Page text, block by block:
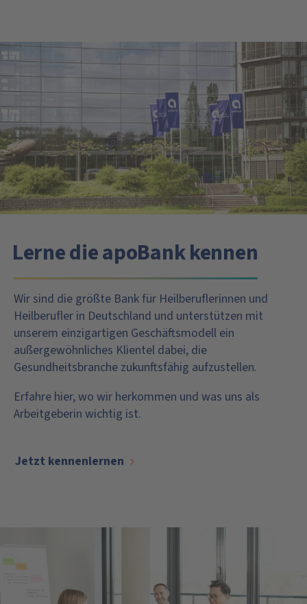
Lerne die apoBank kennen
Wir sind die größte Bank für Heilberuflerinnen und
Heilberufler in Deutschland und unterstützen mit
unserem einzigartigen Geschäftsmodell ein
außergewöhnliches Klientel dabei, die
Gesundheitsbranche zukunftsfähig aufzustellen.
Erfahre hier, wo wir herkommen und was uns als
Arbeitgeberin wichtig ist.
Jetzt kennenlernen